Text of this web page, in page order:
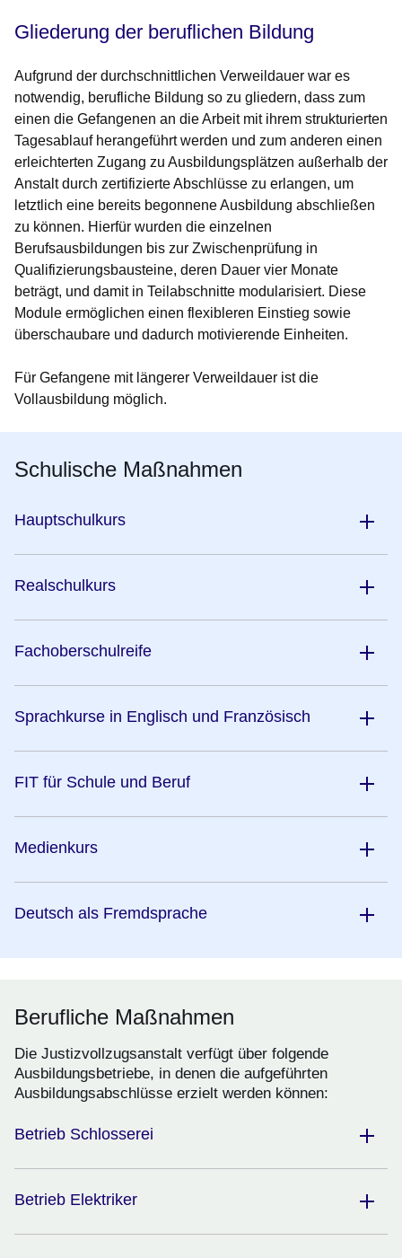
Gliederung der beruflichen Bildung
Aufgrund der durchschnittlichen Verweildauer war es
notwendig, berufliche Bildung so zu gliedern, dass zum
einen die Gefangenen an die Arbeit mit ihrem strukturierten
Tagesablauf herangeführt werden und zum anderen einen
erleichterten Zugang zu Ausbildungsplätzen außerhalb der
Anstalt durch zertifizierte Abschlüsse zu erlangen, um
letztlich eine bereits begonnene Ausbildung abschließen
zu können. Hierfür wurden die einzelnen
Berufsausbildungen bis zur Zwischenprüfung in
Qualifizierungsbausteine, deren Dauer vier Monate
beträgt, und damit in Teilabschnitte modularisiert. Diese
Module ermöglichen einen flexibleren Einstieg sowie
überschaubare und dadurch motivierende Einheiten.
Für Gefangene mit längerer Verweildauer ist die
Vollausbildung möglich.
Schulische Maßnahmen
Hauptschulkurs
Realschulkurs
Fachoberschulreife
Sprachkurse in Englisch und Französisch
FIT für Schule und Beruf
Medienkurs
Deutsch als Fremdsprache
Berufliche Maßnahmen
Die Justizvollzugsanstalt verfügt über folgende
Ausbildungsbetriebe, in denen die aufgeführten
Ausbildungsabschlüsse erzielt werden können:
Betrieb Schlosserei
Betrieb Elektriker